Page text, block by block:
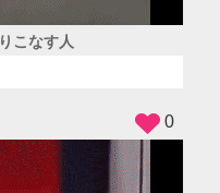
こなす人
0